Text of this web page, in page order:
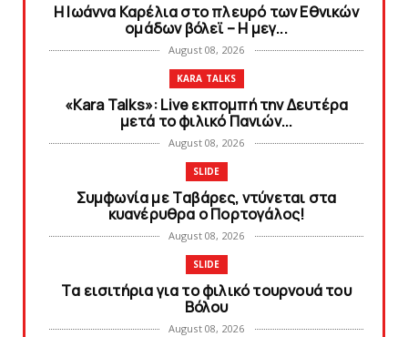
Η Ιωάννα Καρέλια στο πλευρό των Εθνικών
ομάδων βόλεϊ – H μεγ...
August 08, 2026
KARA TALKS
«Kara Talks»: Live εκπομπή την Δευτέρα
μετά το φιλικό Πανιών...
August 08, 2026
SLIDE
Συμφωνία με Tαβάρες, ντύνεται στα
κυανέρυθρα ο Πορτογάλος!
August 08, 2026
SLIDE
Tα εισιτήρια για το φιλικό τουρνουά του
Bόλου
August 08, 2026